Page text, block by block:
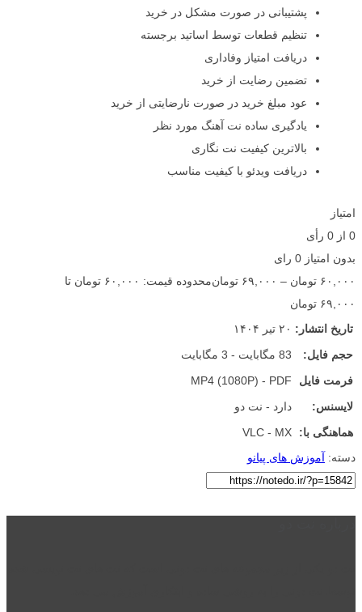
پشتیبانی در صورت مشکل در خرید
تنظیم قطعات توسط اساتید برجسته
دریافت امتیاز وفاداری
تضمین رضایت از خرید
عود مبلغ خرید در صورت نارضایتی از خرید
یادگیری ساده نت آهنگ مورد نظر
بالاترین کیفیت نت نگاری
دریافت ویدئو با کیفیت مناسب
امتیاز
0 از 0 رأی
بدون امتیاز 0 رای
۶۰,۰۰۰ تومان – ۶۹,۰۰۰ تومان
محدوده قیمت: ۶۰,۰۰۰ تومان تا
۶۹,۰۰۰ تومان
تاریخ انتشار: ۲۰ تیر ۱۴۰۴
حجم فایل:
83 مگابایت - 3 مگابایت
فرمت فایل
MP4 (1080P) - PDF
لایسنس:
دارد - نت دو
هماهنگی با:
VLC - MX
دسته: آموزش های پیانو